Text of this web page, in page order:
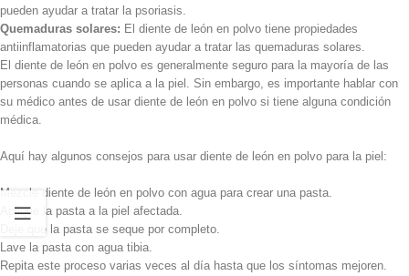
pueden ayudar a tratar la psoriasis.
Quemaduras solares: El diente de león en polvo tiene propiedades
antiinflamatorias que pueden ayudar a tratar las quemaduras solares.
El diente de león en polvo es generalmente seguro para la mayoría de las
personas cuando se aplica a la piel. Sin embargo, es importante hablar con
su médico antes de usar diente de león en polvo si tiene alguna condición
médica.
Aquí hay algunos consejos para usar diente de león en polvo para la piel:
Mezcle diente de león en polvo con agua para crear una pasta.
Aplique la pasta a la piel afectada.
Deje que la pasta se seque por completo.
Lave la pasta con agua tibia.
Repita este proceso varias veces al día hasta que los síntomas mejoren.